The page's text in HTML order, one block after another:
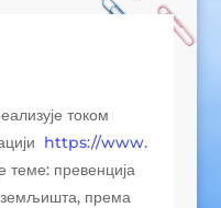
током
https://www.
теме: превенција
земљишта, према